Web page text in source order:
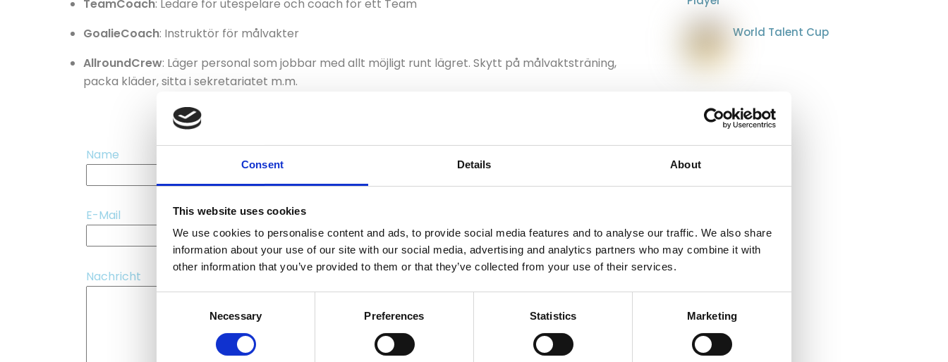
Consent Details About
This website uses cookies
We use cookies to personalise content and ads, to provide social media features and to analyse our traffic. We also share
information about your use of our site with our social media, advertising and analytics partners who may combine it with
other information that you’ve provided to them or that they’ve collected from your use of their services.
Necessary Preferences Statistics Marketing
TeamCoach: Ledare för utespelare och coach för ett Team
GoalieCoach: Instruktör för målvakter
AllroundCrew: Läger personal som jobbar med allt möjligt runt lägret. Skytt på målvaktsträning,
packa kläder, sitta i sekretariatet m.m.
Name
E-Mail
Nachricht
World Talent Cup